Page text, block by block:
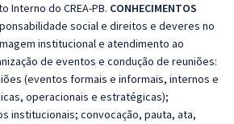
Interno do CREA-PB. CONHECIMENTOS
social e direitos e deveres no
institucional e atendimento ao
de eventos e condução de reuniões:
(eventos formais e informais, internos e
operacionais e estratégicas);
institucionais; convocação, pauta, ata,